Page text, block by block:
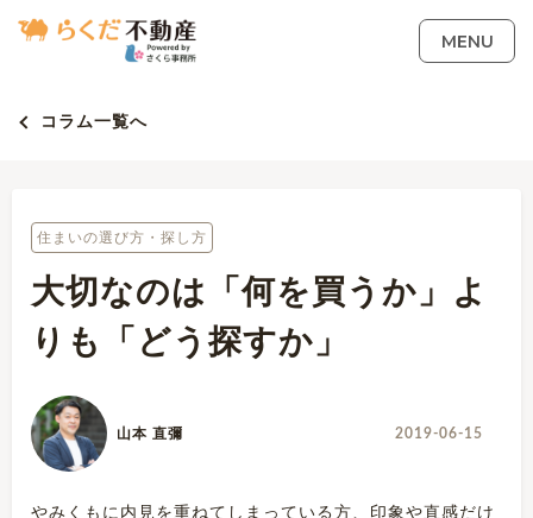
MENU
コラム一覧へ
住まいの選び方・探し方
大切なのは「何を買うか」よ
りも「どう探すか」
山本 直彌 2019-06-15
やみくもに内見を重ねてしまっている方、印象や直感だけ